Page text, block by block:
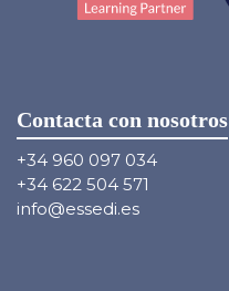
Contacta con nosotros
+34 960 097 034
+34 622 504 571
info@essedi.es